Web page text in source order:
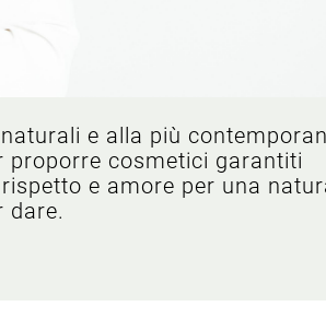
e alla più
cosmetici garantiti
e amore per una
dare.